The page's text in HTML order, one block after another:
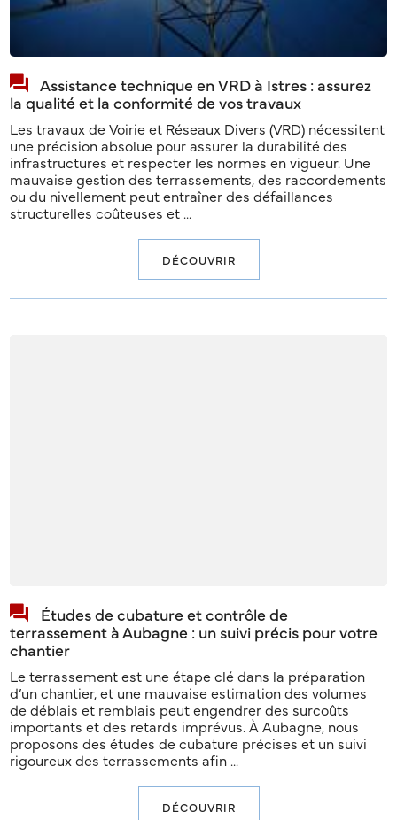
Assistance technique en VRD à Istres : assurez
la qualité et la conformité de vos travaux
Les travaux de Voirie et Réseaux Divers (VRD) nécessitent
une précision absolue pour assurer la durabilité des
infrastructures et respecter les normes en vigueur. Une
mauvaise gestion des terrassements, des raccordements
ou du nivellement peut entraîner des défaillances
structurelles coûteuses et ...
DÉCOUVRIR
Études de cubature et contrôle de
terrassement à Aubagne : un suivi précis pour votre
chantier
Le terrassement est une étape clé dans la préparation
d’un chantier, et une mauvaise estimation des volumes
de déblais et remblais peut engendrer des surcoûts
importants et des retards imprévus. À Aubagne, nous
proposons des études de cubature précises et un suivi
rigoureux des terrassements afin ...
DÉCOUVRIR